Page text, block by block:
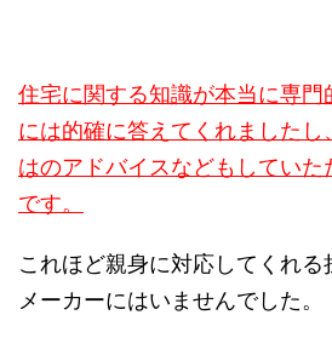
住宅に関する知識が本当に専門
には的確に答えてくれました
はのアドバイスなどもしていた
です。
これほど親身に対応してくれる
メーカーにはいませんでした。